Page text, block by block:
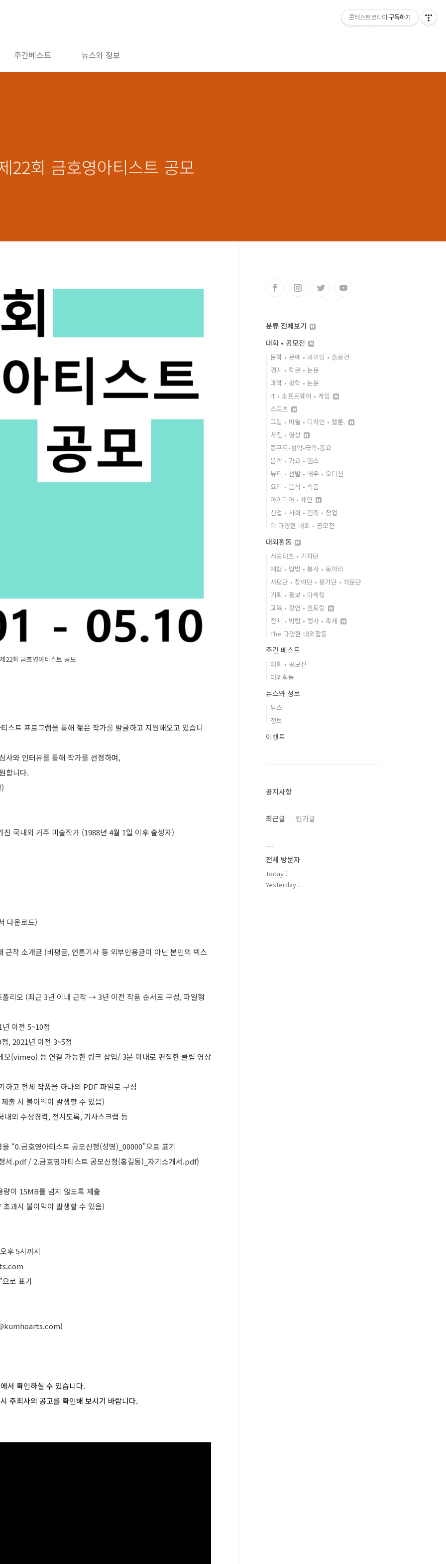
주간베스트 뉴스와 정보
22회 금호영아티스트 공모
22회 금호영아티스트 공모
스트 프로그램을 통해 젊은 작가를 발굴하고 지원해오고 있습니
사와 인터뷰를 통해 작가를 선정하며,
합니다.
국내외 거주 미술작가 (1988년 4월 1일 이후 출생자)
다운로드)
작 소개글 (비평글, 언론기사 등 외부인용글이 아닌 본인의 텍스
리오 (최근 3년 이내 근작 → 3년 이전 작품 순서로 구성, 파일형
이전 5~10점
, 2021년 이전 3~5점
(vimeo) 등 연결 가능한 링크 삽입/ 3분 이내로 편집한 클립 영상
하고 전체 작품을 하나의 PDF 파일로 구성
출 시 불이익이 발생할 수 있음)​​
외 수상경력, 전시도록, 기사스크랩 등
“0.금호영아티스트 공모신청(성명)_00000”으로 표기
서.pdf / 2.금호영아티스트 공모신청(홍길동)_자기소개서.pdf)
이 15MB를 넘지 않도록 제출
과시 불이익이 발생할 수 있음)
후 5시까지
로 표기
서 확인하실 수 있습니다.
주최사의 공고를 확인해 보시기 바랍니다.
분류 전체보기
대회 • 공모전
문학 • 문예 • 네이밍 • 슬로건
경시 • 학문 • 논문
과학 • 공학 • 논문
IT • 소프트웨어 • 게임
스포츠
그림 • 미술 • 디자인 • 웹툰.
사진 • 영상
콩쿠르•성악•국악•동요
음악 • 가요 • 댄스
뷰티 • 선발 • 배우 • 오디션
요리 • 음식 • 식품
아이디어 • 제안
산업 • 사회 • 건축 • 창업
더 다양한 대회 • 공모전
대외활동
서포터즈 • 기자단
체험 • 탐방 • 봉사 • 동아리
서평단 • 참여단 • 평가단 • 자문단
기획 • 홍보 • 마케팅
교육 • 강연 • 멘토링
전시 • 박람 • 행사 • 축제
The 다양한 대외활동
주간 베스트
대회 • 공모전
대외활동
뉴스와 정보
뉴스
정보
이벤트
공지사항
최근글 인기글
전체 방문자
Today :
Yesterday :
콘테스트코리아 구독하기